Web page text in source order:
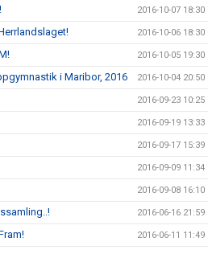
2016-10-07 18:30
2016-10-06 18:30
2016-10-05 19:30
i Maribor, 2016 2016-10-04 20:50
2016-09-23 10:25
2016-09-19 13:33
2016-09-17 15:39
2016-09-09 11:34
2016-09-08 16:10
2016-06-16 21:59
2016-06-11 11:49